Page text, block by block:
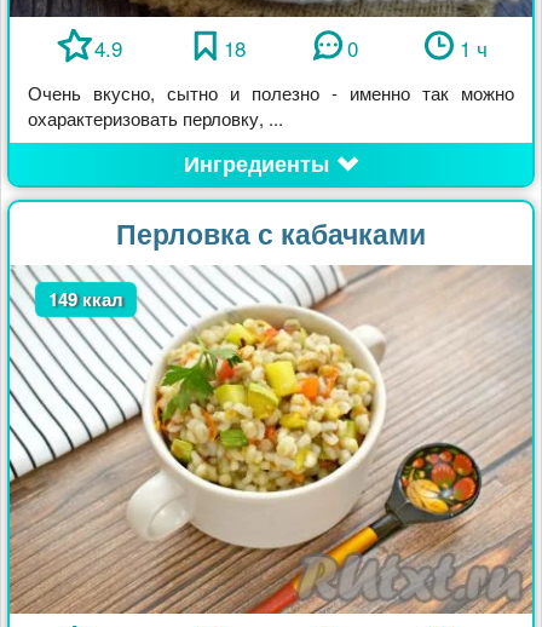
4.9 18 0 1 ч
Очень вкусно, сытно и полезно - именно так можно
охарактеризовать перловку, ...
Ингредиенты
Перловка с кабачками
149 ккал